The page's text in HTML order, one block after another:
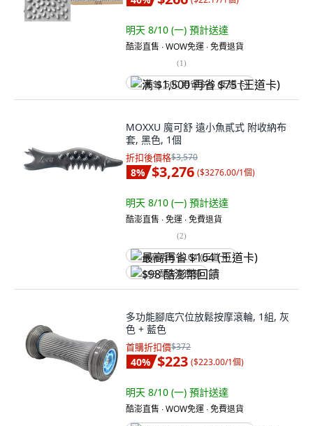
明天 8/10 (一) 預計送達
酷澎直售 ∙ WOW免運 ∙ 免費退貨
(1)
满 $1,500 再省 $75 (王道卡)
MOXXU 魔可舒 遠小魚貳式 附收納布
套, 黑色, 1個
折扣後價格$3,570
8% $3,276 ($3276.00/1個)
明天 8/10 (一) 預計送達
酷澎直售 ∙ 免運 ∙ 免費退貨
(2)
最高再省 $164 (王道卡)
$98 酷澎幣回饋
多功能腳底穴位放鬆按摩滾輪, 1組, 灰
色 + 藍色
首購折扣價$372
40% $223 ($223.00/1個)
明天 8/10 (一) 預計送達
酷澎直售 ∙ WOW免運 ∙ 免費退貨